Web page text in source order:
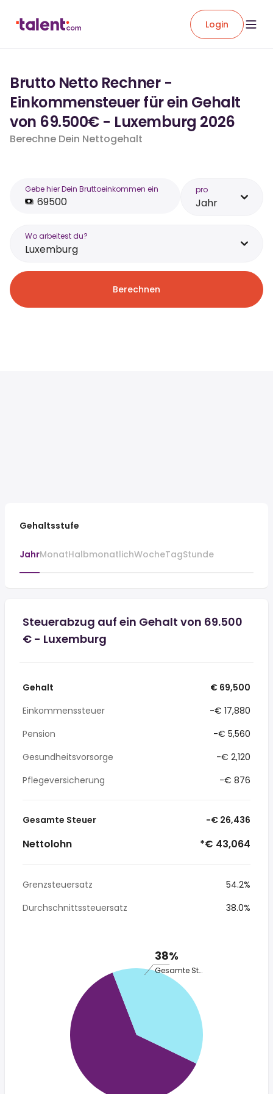
Login
Brutto Netto Rechner -
Einkommensteuer für ein Gehalt
von 69.500€ - Luxemburg 2026
Berechne Dein Nettogehalt
Gebe hier Dein Bruttoeinkommen ein pro
Jahr
Wo arbeitest du?
Luxemburg
Berechnen
Gehaltsstufe
JahrMonatHalbmonatlichWocheTagStunde
Steuerabzug auf ein Gehalt von 69.500
€ - Luxemburg
Gehalt
€ 69,500
Einkommenssteuer
-€ 17,880
Pension
-€ 5,560
Gesundheitsvorsorge
-€ 2,120
Pflegeversicherung
-€ 876
Gesamte Steuer -€ 26,436
Nettolohn *€ 43,064
Grenzsteuersatz
54.2%
Durchschnittssteuersatz
38.0%
38%
Gesamte Steuer